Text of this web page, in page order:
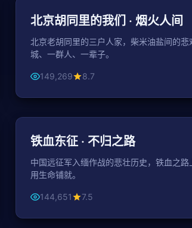
都市
北京胡同里的我们 · 烟火人间
北京老胡同里的三户人家，柴米油盐间的悲
城、一群人、一辈子。
149,269 8.7
战争
铁血东征 · 不归之路
中国远征军入缅作战的悲壮历史，铁血之路
用生命铺就。
144,651 7.5